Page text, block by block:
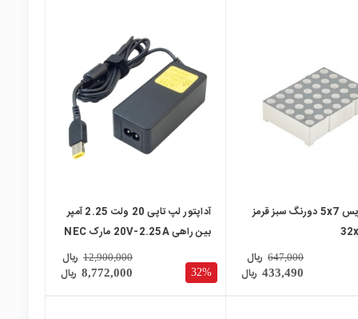
دات ماتریس 5x7 دورنگ سبز قرمز
433,490 ریال
647,000 ریال
32%
آداپتور لپ تاپی 20 ولت 2.25 آمپر
بین راهی 20V-2.25A مارک NEC
8,772,000 ریال
12,900,000 ریال